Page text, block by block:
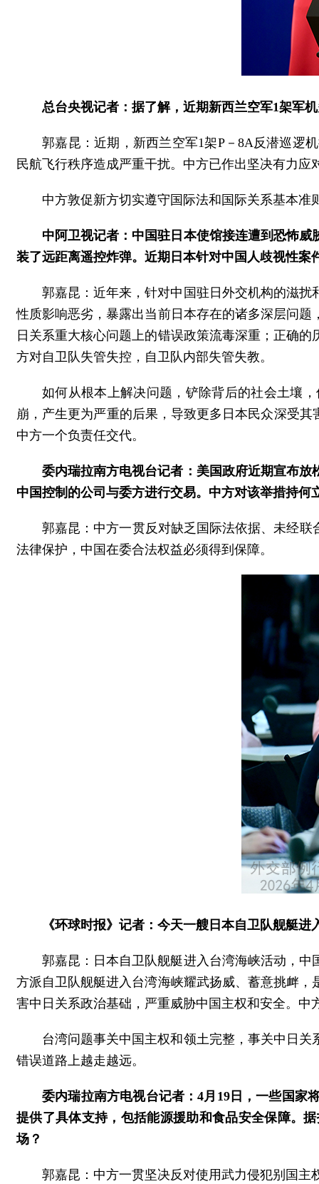
总台央视记者：据了解，近期新西兰空军1架军
郭嘉昆：近期，新西兰空军1架P－8A反潜巡逻
民航飞行秩序造成严重干扰。中方已作出坚决有力应
中方敦促新方切实遵守国际法和国际关系基本
中阿卫视记者：中国驻日本使馆接连遭到恐怖
装了远距离遥控炸弹。近期日本针对中国人歧视性
郭嘉昆：近年来，针对中国驻日外交机构的滋
性质影响恶劣，暴露出当前日本存在的诸多深层问
日关系重大核心问题上的错误政策流毒深重；正确
方对自卫队失管失控，自卫队内部失管失教。
如何从根本上解决问题，铲除背后的社会土壤
崩，产生更为严重的后果，导致更多日本民众深受
中方一个负责任交代。
委内瑞拉南方电视台记者：美国政府近期宣布
中国控制的公司与委方进行交易。中方对该举措持
郭嘉昆：中方一贯反对缺乏国际法依据、未经
法律保护，中国在委合法权益必须得到保障。
《环球时报》记者：今天一艘日本自卫队舰艇
郭嘉昆：日本自卫队舰艇进入台湾海峡活动，
方派自卫队舰艇进入台湾海峡耀武扬威、蓄意挑衅
害中日关系政治基础，严重威胁中国主权和安全。
台湾问题事关中国主权和领土完整，事关中日
错误道路上越走越远。
委内瑞拉南方电视台记者：4月19日，一些国家
提供了具体支持，包括能源援助和食品安全保障。
场？
郭嘉昆：中方一贯坚决反对使用武力侵犯别国